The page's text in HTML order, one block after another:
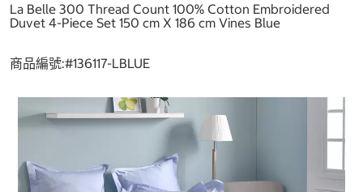
La Belle 300 Thread Count 100% Cotton Embroidered
Duvet 4-Piece Set 150 cm X 186 cm Vines Blue
商品編號:#136117-LBLUE